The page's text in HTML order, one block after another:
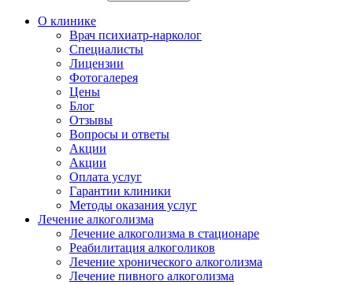
О клинике
Врач психиатр-нарколог
Специалисты
Лицензии
Фотогалерея
Цены
Блог
Отзывы
Вопросы и ответы
Акции
Акции
Оплата услуг
Гарантии клиники
Методы оказания услуг
Лечение алкоголизма
Лечение алкоголизма в стационаре
Реабилитация алкоголиков
Лечение хронического алкоголизма
Лечение пивного алкоголизма